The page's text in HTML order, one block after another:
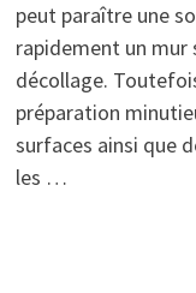
peut paraître une
rapidement un mur
décollage.
préparation
surfaces ainsi que
les …